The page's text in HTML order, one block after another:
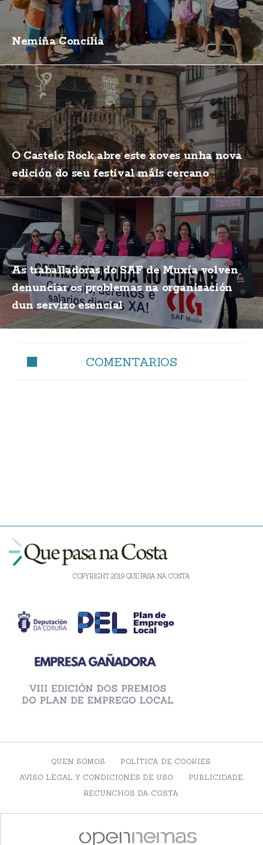
Nemiña Concilia
O Castelo Rock abre este xoves unha nova
edición do seu festival máis cercano
As traballadoras do SAF de Muxía volven
denunciar os problemas na organización
dun servizo esencial
COMENTARIOS
COPYRIGHT 2019 QUE PASA NA COSTA
QUEN SOMOS
POLÍTICA DE COOKIES
AVISO LEGAL Y CONDICIONES DE USO
PUBLICIDADE
RECUNCHOS DA COSTA